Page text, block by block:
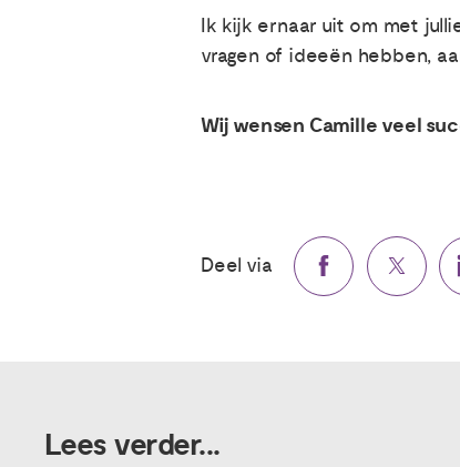
Ik kijk ernaar uit om met
vragen of ideeën hebben,
Wij wensen Camille veel
Deel via
Lees verder...